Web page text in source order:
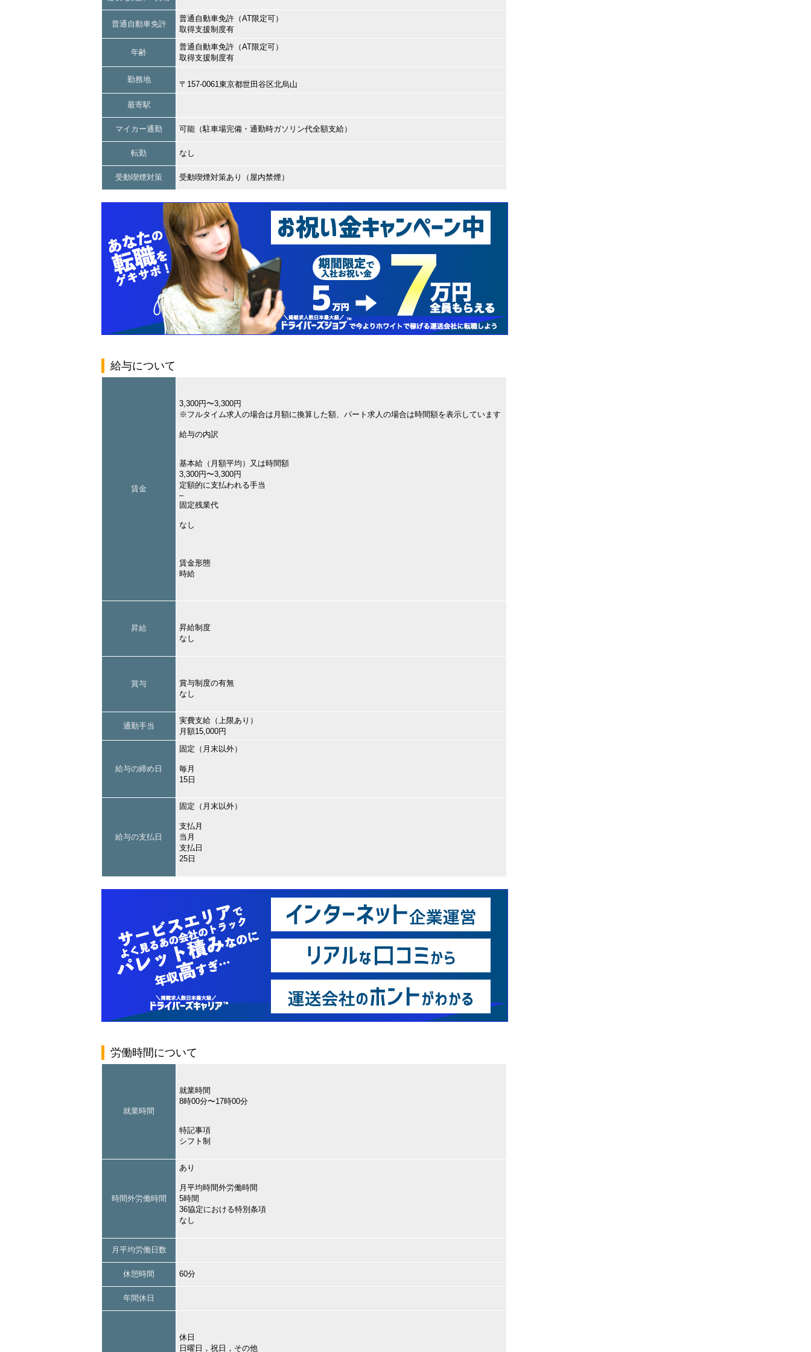
普通自動車免許
普通自動車免許（AT限定可）
取得支援制度有
年齢
普通自動車免許（AT限定可）
取得支援制度有
勤務地
〒157-0061東京都世田谷区北烏山
最寄駅
マイカー通勤 可能（駐車場完備・通勤時ガソリン代全額支給）
転勤 なし
受動喫煙対策 受動喫煙対策あり（屋内禁煙）
給与について
賃金
3,300円〜3,300円
※フルタイム求人の場合は月額に換算した額、パート求人の場合は時間額を表示しています
給与の内訳
基本給（月額平均）又は時間額
3,300円〜3,300円
定額的に支払われる手当
–
固定残業代
なし
賃金形態
時給
昇給
昇給制度
なし
賞与
賞与制度の有無
なし
通勤手当
実費支給（上限あり）
月額15,000円
給与の締め日
固定（月末以外）
毎月
15日
給与の支払日
固定（月末以外）
支払月
当月
支払日
25日
労働時間について
就業時間
就業時間
8時00分〜17時00分
特記事項
シフト制
時間外労働時間
あり
月平均時間外労働時間
5時間
36協定における特別条項
なし
月平均労働日数
休憩時間 60分
年間休日
休日
日曜日，祝日，その他